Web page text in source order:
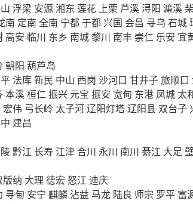
浮梁 安源湘东 莲花 上栗 芦溪 浔阳 濂溪
南 定南 全南 宁都于都兴国 会昌 寻乌 石城
高安 临川 东乡 南城黎川 南丰 崇仁 乐安 宜
朝阳 葫芦岛
法库新民 中山 西岗 沙河口 甘井子旅顺口
本溪桓仁振兴 元宝 振安 宽甸 东港 凤城 太
宏伟 弓长岭 太子河辽阳灯塔辽阳县 双台子
建昌
黔江 长寿 江津合川 永川 南川 綦江 大足
版纳 大理 德宏 怒江 迪庆
寻甸 安宁 麒麟 沾益 马龙 陆良 师宗 罗平 富